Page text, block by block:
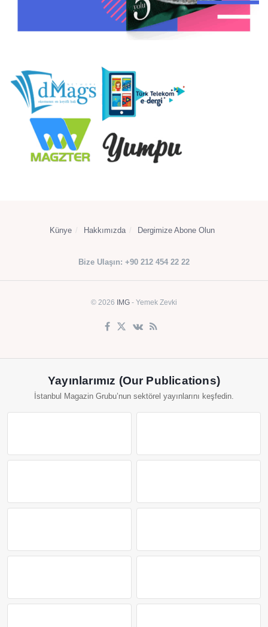
Künye Hakkımızda Dergimize Abone Olun
Bize Ulaşın: +90 212 454 22 22
© 2026 IMG - Yemek Zevki
Yayınlarımız (Our Publications)
İstanbul Magazin Grubu’nun sektörel yayınlarını keşfedin.